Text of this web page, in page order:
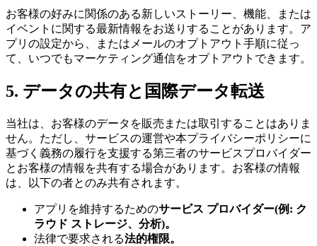
お客様の好みに関係のある新しいストーリー、機能、または
イベントに関する最新情報をお送りすることがあります。ア
プリの設定から、またはメールのオプトアウト手順に従っ
て、いつでもマーケティング通信をオプトアウトできます。
5. データの共有と国際データ転送
当社は、お客様のデータを販売または取引することはありま
せん。ただし、サービスの運営や本プライバシーポリシーに
基づく義務の履行を支援する第三者のサービスプロバイダー
とお客様の情報を共有する場合があります。お客様の情報
は、以下の者とのみ共有されます。
アプリを維持するためのサービス プロバイダー(例: ク
ラウド ストレージ、分析)。
法律で要求される法的権限。